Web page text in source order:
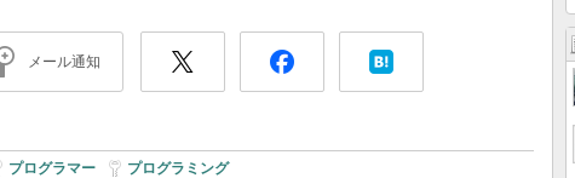
メール通知
プログラマー プログラミング